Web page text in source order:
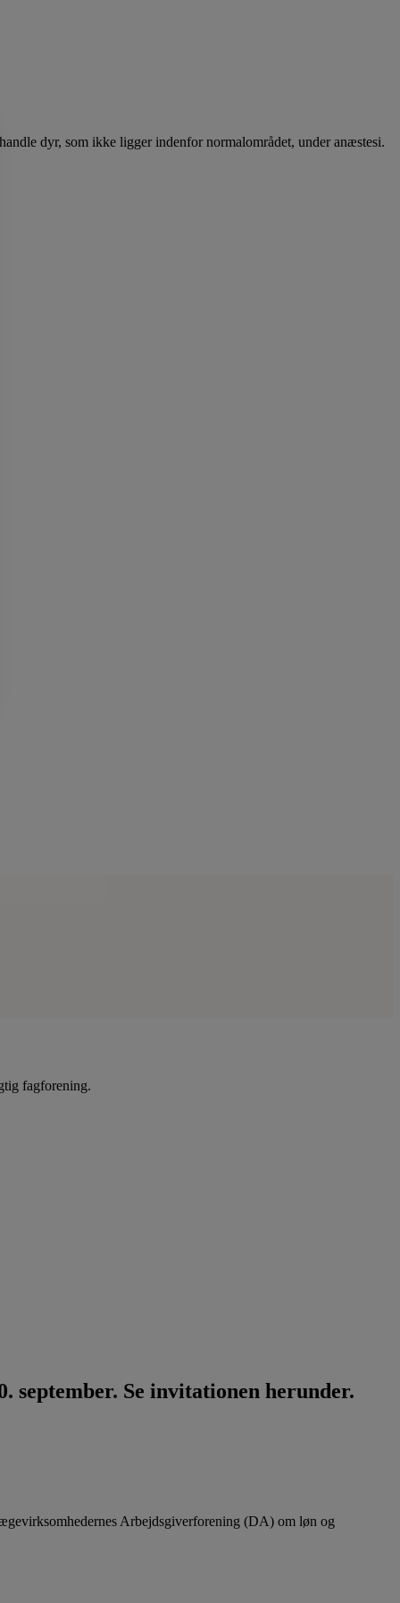
dyr, som ikke ligger indenfor normalområdet, under anæstesi.
fagforening.
september. Se invitationen herunder.
Arbejdsgiverforening (DA) om løn og